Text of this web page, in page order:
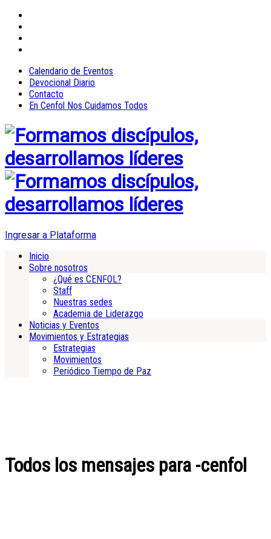
Calendario de Eventos
Devocional Diario
Contacto
En Cenfol Nos Cuidamos Todos
Ingresar a Plataforma
Inicio
Sobre nosotros
¿Qué es CENFOL?
Staff
Nuestras sedes
Academia de Liderazgo
Noticias y Eventos
Movimientos y Estrategias
Estrategias
Movimientos
Periódico Tiempo de Paz
Todos los mensajes para -cenfol